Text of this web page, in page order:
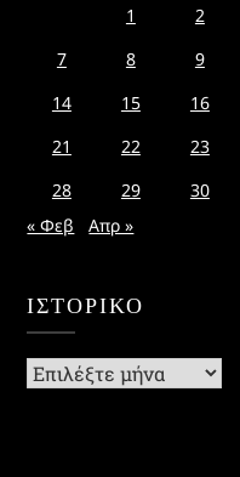
1
2
7
8 9
14
15 16
21
22 23
28
29 30
« Φεβ
Απρ »
ΙΣΤΟΡΙΚΌ
Ιστορικό